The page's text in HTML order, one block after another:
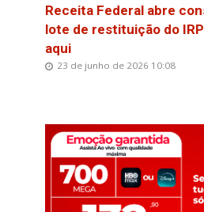
Receita Federal abre
lote de restituição do
aqui
23 de junho de 2026 10:08